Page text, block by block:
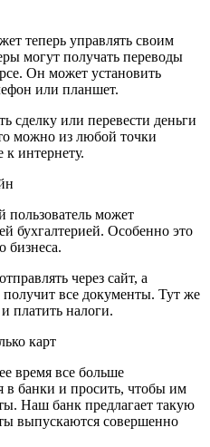
теперь управлять своим
могут получать переводы
Он может установить
или планшет.
сделку или перевести деньги
можно из любой точки
интернету.
пользователь может
бухгалтерией. Особенно это
бизнеса.
через сайт, а
получит все документы. Тут же
платить налоги.
карт
время все больше
в банки и просить, чтобы им
Наш банк предлагает такую
выпускаются совершенно